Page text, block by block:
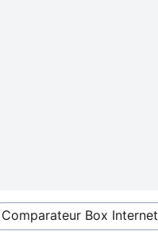
Comparateur Box Internet